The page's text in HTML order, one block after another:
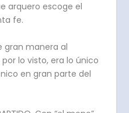
arquero escoge el
fe.
gran manera al
lo visto, era lo único
en gran parte del